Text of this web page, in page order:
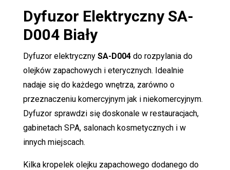
Dyfuzor Elektryczny SA-
D004Biały
Dyfuzor elektryczny SA-D004do rozpylania do
olejków zapachowych i eterycznych. Idealnie
nadaje się do każdego wnętrza, zarówno o
przeznaczeniu komercyjnym jak i niekomercyjnym.
Dyfuzor sprawdzi się doskonale w restauracjach,
gabinetach SPA, salonach kosmetycznych i w
innych miejscach.
Kilka kropelek olejku zapachowego dodanego do